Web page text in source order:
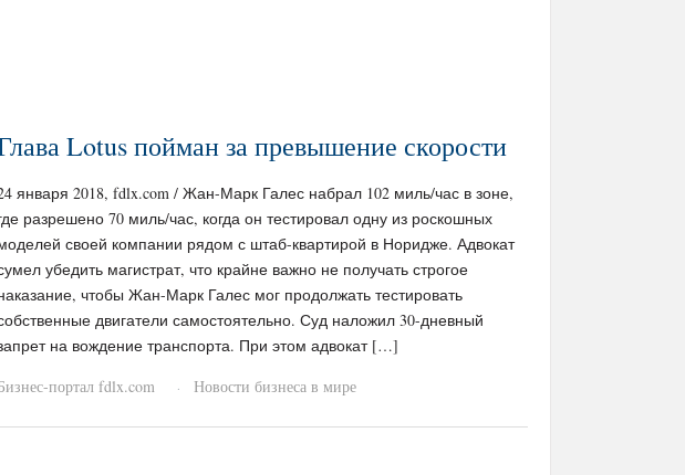
Lotus пойман за превышение скорости
января 2018, fdlx.com / Жан-Марк Галес набрал 102 миль/час в зоне,
разрешено 70 миль/час, когда он тестировал одну из роскошных
своей компании рядом с штаб-квартирой в Норидже. Адвокат
убедить магистрат, что крайне важно не получать строгое
чтобы Жан-Марк Галес мог продолжать тестировать
двигатели самостоятельно. Суд наложил 30-дневный
на вождение транспорта. При этом адвокат […]
портал fdlx.com
· Новости бизнеса в мире